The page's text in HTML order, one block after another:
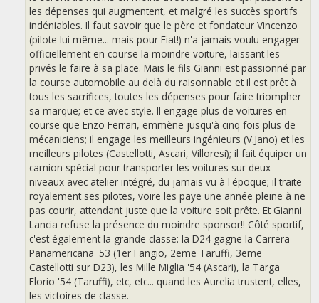
les dépenses qui augmentent, et malgré les succès sportifs
indéniables. Il faut savoir que le père et fondateur Vincenzo
(pilote lui même... mais pour Fiat!) n'a jamais voulu engager
officiellement en course la moindre voiture, laissant les
privés le faire à sa place. Mais le fils Gianni est passionné par
la course automobile au delà du raisonnable et il est prêt à
tous les sacrifices, toutes les dépenses pour faire triompher
sa marque; et ce avec style. Il engage plus de voitures en
course que Enzo Ferrari, emmène jusqu'à cinq fois plus de
mécaniciens; il engage les meilleurs ingénieurs (V.Jano) et les
meilleurs pilotes (Castellotti, Ascari, Villoresi); il fait équiper un
camion spécial pour transporter les voitures sur deux
niveaux avec atelier intégré, du jamais vu à l'époque; il traite
royalement ses pilotes, voire les paye une année pleine à ne
pas courir, attendant juste que la voiture soit prête. Et Gianni
Lancia refuse la présence du moindre sponsor!! Côté sportif,
c'est également la grande classe: la D24 gagne la Carrera
Panamericana '53 (1er Fangio, 2eme Taruffi, 3eme
Castellotti sur D23), les Mille Miglia '54 (Ascari), la Targa
Florio '54 (Taruffi), etc, etc... quand les Aurelia trustent, elles,
les victoires de classe.